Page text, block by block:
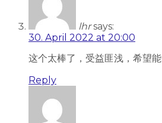
lhr says:
30. April 2022 at 20:00
这个太棒了，受益匪浅，希望
Reply